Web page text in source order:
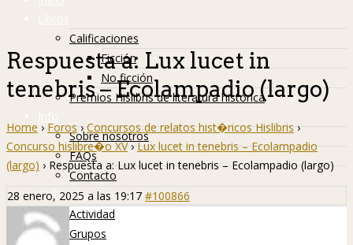
Libros
Calificaciones
Ficción
No ficción
Premios Hislibris de literatura histórica
Info
Sobre nosotros
FAQs
Contacto
Hislibreños
Actividad
Grupos
Respuesta a: Lux lucet in
tenebris – Ecolampadio (largo)
Home › Foros › Concursos de relatos hist�ricos Hislibris ›
Concurso hislibre�o XV › Lux lucet in tenebris – Ecolampadio
(largo) › Respuesta a: Lux lucet in tenebris – Ecolampadio (largo)
28 enero, 2025 a las 19:17 #100866